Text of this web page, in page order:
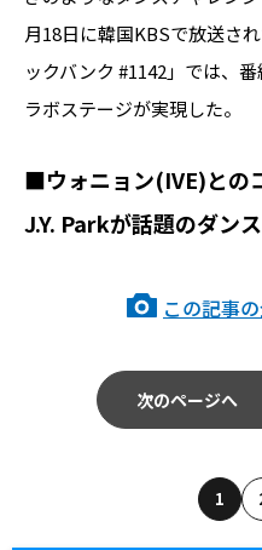
月18日に韓国KBSで放送さ
ックバンク #1142」では、
ラボステージが実現した。
■ウォニョン(IVE)との
J.Y. Parkが話題のダン
この記事
次のページへ
1